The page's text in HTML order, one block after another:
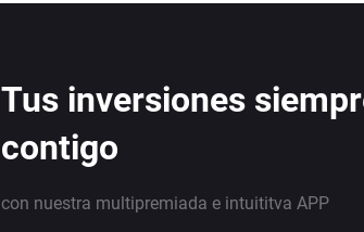
Tus inversiones
contigo
con nuestra multipremiada e intuititva APP